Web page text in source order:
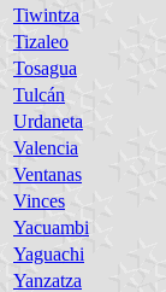
Tiwintza
Tizaleo
Tosagua
Tulcán
Urdaneta
Valencia
Ventanas
Vinces
Yacuambi
Yaguachi
Yanzatza